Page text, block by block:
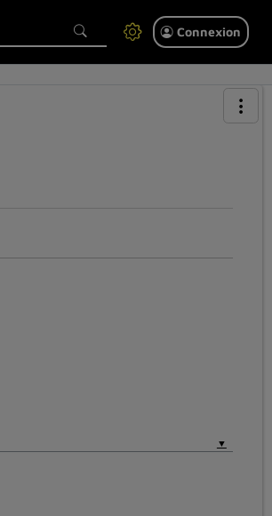
Connexion